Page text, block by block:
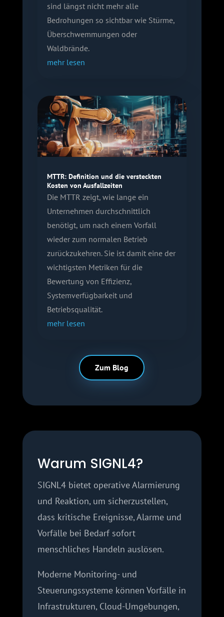
sind längst nicht mehr alle
Bedrohungen so sichtbar wie Stürme,
Überschwemmungen oder
Waldbrände.
mehr lesen
MTTR: Definition und die versteckten
Kosten von Ausfallzeiten
Die MTTR zeigt, wie lange ein
Unternehmen durchschnittlich
benötigt, um nach einem Vorfall
wieder zum normalen Betrieb
zurückzukehren. Sie ist damit eine der
wichtigsten Metriken für die
Bewertung von Effizienz,
Systemverfügbarkeit und
Betriebsqualität.
mehr lesen
Zum Blog
Warum SIGNL4?
SIGNL4 bietet operative Alarmierung
und Reaktion, um sicherzustellen,
dass kritische Ereignisse, Alarme und
Vorfälle bei Bedarf sofort
menschliches Handeln auslösen.
Moderne Monitoring- und
Steuerungssysteme können Vorfälle in
Infrastrukturen, Cloud-Umgebungen,